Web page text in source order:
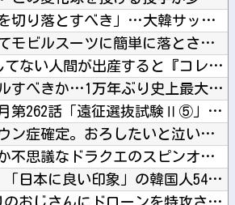
「洪明甫先輩も手を切り落とすべき」…大韓サッカー協会聴聞会を...
ガンダムの戦艦ってモビルスーツに簡単に落とされるけど・・・・
【※閲注】 妊娠してない人間が出産すると『コレ』が出てくるら...
日本旅行キャンセルすべきか…1万年ぶり史上最大級の火山の兆し...
★【ワートリ】今月第262話「遠征選抜試験Ⅱ⑤」【最新話コメ...
嫁のお腹の子がダウン症確定。おろしたいと泣いて家事もまともに...
なんで出さないのか不思議なドラクエのスピンオフってなんかある...
【韓日共同調査】 「日本に良い印象」の韓国人54.3％ 13...
【動画】 野菜売りのおじさんにドローンを特攻させるおそロシア...